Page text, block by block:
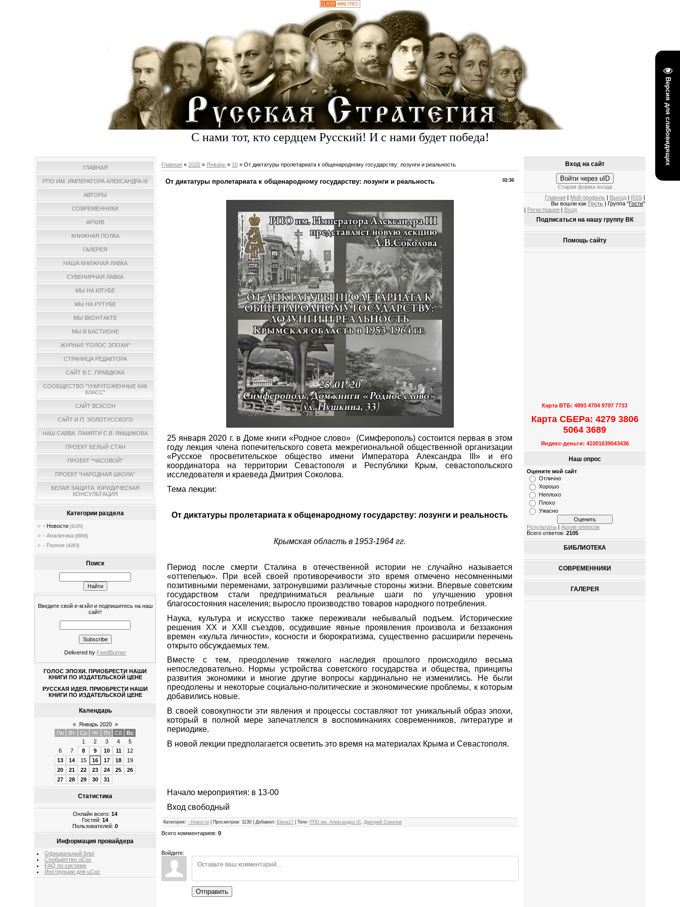
Версия для слабовидящих
С нами тот, кто сердцем Русский! И с нами будет победа!
ГЛАВНАЯ
РПО ИМ. ИМПЕРАТОРА АЛЕКСАНДРА III
АВТОРЫ
СОВРЕМЕННИКИ
АРХИВ
КНИЖНАЯ ПОЛКА
ГАЛЕРЕЯ
НАША КНИЖНАЯ ЛАВКА
СУВЕНИРНАЯ ЛАВКА
МЫ НА ЮТУБЕ
МЫ НА РУТУБЕ
МЫ ВКОНТАКТЕ
МЫ В БАСТИОНЕ
ЖУРНАЛ "ГОЛОС ЭПОХИ"
СТРАНИЦА РЕДАКТОРА
САЙТ В.С. ПРАВДЮКА
СООБЩЕСТВО "УНИЧТОЖЕННЫЕ КАК
КЛАСС"
САЙТ ВСХСОН
САЙТ И.П. ЗОЛОТУССКОГО
НАШ САВВА. ПАМЯТИ С.В. ЯМЩИКОВА
ПРОЕКТ БЕЛЫЙ СТАН
ПРОЕКТ "ЧАСОВОЙ"
ПРОЕКТ "НАРОДНАЯ ШКОЛА"
БЕЛАЯ ЗАЩИТА. ЮРИДИЧЕСКАЯ
КОНСУЛЬТАЦИЯ
Категории раздела
- Новости [9195]
- Аналитика [8956]
- Разное [4263]
Поиск
Введите свой е-мэйл и подпишитесь на наш
сайт!
Delivered by FeedBurner
ГОЛОС ЭПОХИ. ПРИОБРЕСТИ НАШИ
КНИГИ ПО ИЗДАТЕЛЬСКОЙ ЦЕНЕ
РУССКАЯ ИДЕЯ. ПРИОБРЕСТИ НАШИ
КНИГИ ПО ИЗДАТЕЛЬСКОЙ ЦЕНЕ
Календарь
« Январь 2020 »
Пн
Вт Ср Чт Пт Сб
Вс
1
2 3 4
5
6
7 8 9 10 11
12
13
14 15 16 17 18
19
20
21 22 23 24 25
26
27
28 29 30 31
Статистика
Онлайн всего:14
Гостей:14
Пользователей:0
Информация провайдера
Официальный блог
Сообщество uCoz
FAQ по системе
Инструкции для uCoz
Главная »2020 » Январь » 16 » От диктатуры пролетариата к общенародному государству: лозунги и реальность
02:36
От диктатуры пролетариата к общенародному государству: лозунги и реальность
25 января 2020 г. в Доме книги «Родное слово» (Симферополь) состоится первая в этом
году лекция члена попечительского совета межрегиональной общественной организации
«Русское просветительское общество имени Императора Александра III» и его
координатора на территории Севастополя и Республики Крым,севастопольского
исследователя и краеведа Дмитрия Соколова.
Тема лекции:
От диктатуры пролетариата к общенародному государству: лозунги и реальность
Крымская область в 1953-1964 гг.
Период после смерти Сталина в отечественной истории не случайно называется
«оттепелью». При всей своей противоречивости это время отмечено несомненными
позитивными переменами, затронувшими различные стороны жизни. Впервые советским
государством стали предприниматься реальные шаги по улучшению уровня
благосостояния населения; выросло производство товаров народного потребления.
Наука, культура и искусство также переживали небывалый подъем. Исторические
решения XX и XXII
съездов, осудившие явные проявления произвола и беззакония
времен «культа личности», косности и бюрократизма, существенно расширили перечень
открыто обсуждаемых тем.
Вместе с тем, преодоление тяжелого наследия прошлого происходило весьма
непоследовательно. Нормы устройства советского государства и общества, принципы
развития экономики и многие другие вопросы кардинально не изменились. Не были
преодолены и некоторые социально-политические и экономические проблемы, к которым
добавились новые.
В своей совокупности эти явления и процессы составляют тот уникальный образ эпохи,
который в полной мере запечатлелся в воспоминаниях современников, литературе и
периодике.
В новой лекции предполагается осветить это время на материалах Крыма и Севастополя.
Начало мероприятия: в 13-00
Вход свободный
Категория: - Новости Просмотров: 1130 |Добавил: Elena17 |Теги: РПО им. Александра III,Дмитрий Соколов
Всего комментариев:0
Войдите:
Отправить
Вход на сайт
Войти через uID
Старая форма входа
Главная
Мой профиль Выход RSS
Вы вошли как Гость | Группа "Гости"
Регистрация Вход
Подписаться на нашу группу ВК
Помощь сайту
Карта ВТБ: 4893 4704 9797 7733
Карта СБЕРа: 4279 3806
5064 3689
Яндекс-деньги: 41001639043436
Наш опрос
Оцените мой сайт
Отлично
Хорошо
Неплохо
Плохо
Ужасно
Результаты |Архив опросов
Всего ответов:2105
БИБЛИОТЕКА
СОВРЕМЕННИКИ
ГАЛЕРЕЯ